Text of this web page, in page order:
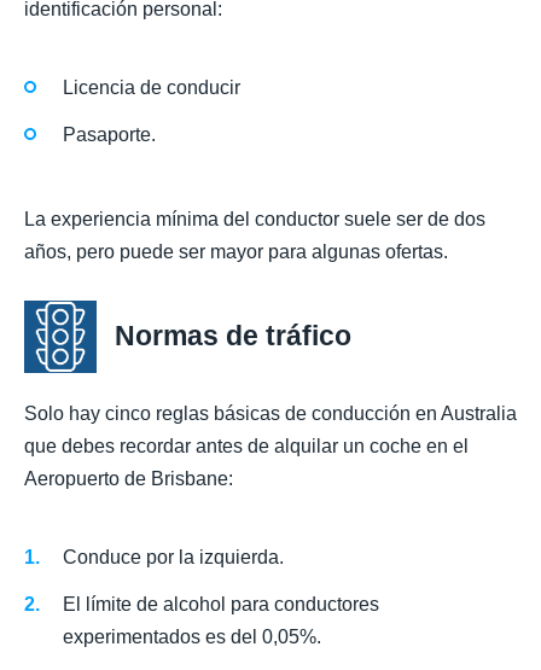
identificación personal:
Licencia de conducir
Pasaporte.
La experiencia mínima del conductor suele ser de dos
años, pero puede ser mayor para algunas ofertas.
Normas de tráfico
Solo hay cinco reglas básicas de conducción en Australia
que debes recordar antes de alquilar un coche en el
Aeropuerto de Brisbane:
Conduce por la izquierda.
El límite de alcohol para conductores
experimentados es del 0,05%.